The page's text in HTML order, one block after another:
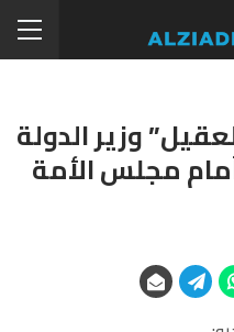
وزير الدولة
مجلس الأمة